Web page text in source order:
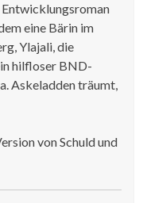
Entwicklungsroman
eine Bärin im
Ylajali, die
hilfloser BND-
Askeladden träumt,
von Schuld und